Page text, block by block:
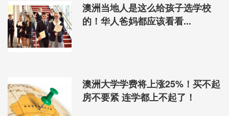
澳洲当地人是这么给孩子选学校
的！华人爸妈都应该看看...
澳洲大学学费将上涨25%！买不起
房不要紧 连学都上不起了！